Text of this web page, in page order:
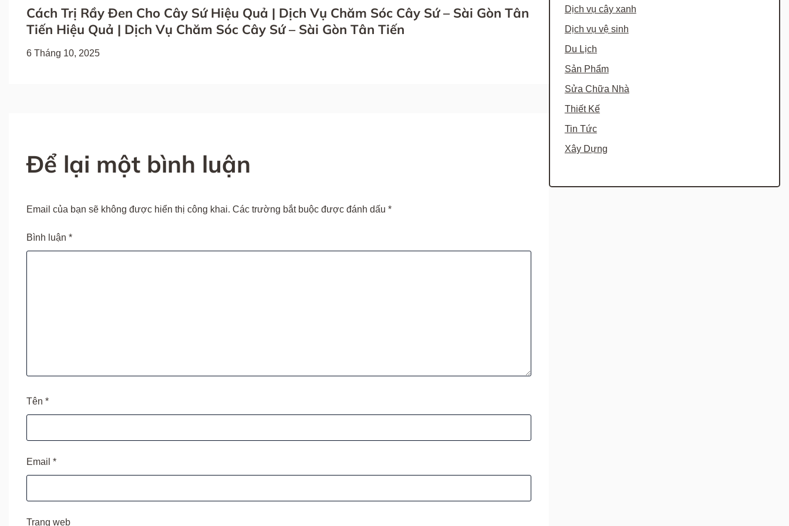
Cách Trị Rầy Đen Cho Cây Sứ Hiệu Quả | Dịch Vụ Chăm Sóc Cây Sứ – Sài Gòn Tân
Tiến Hiệu Quả | Dịch Vụ Chăm Sóc Cây Sứ – Sài Gòn Tân Tiến
6 Tháng 10, 2025
Để lại một bình luận
Email của bạn sẽ không được hiển thị công khai. Các trường bắt buộc được đánh dấu *
Bình luận *
Tên *
Email *
Trang web
Dịch vụ cây xanh
Dịch vụ vệ sinh
Du Lịch
Sản Phẩm
Sửa Chữa Nhà
Thiết Kế
Tin Tức
Xây Dựng